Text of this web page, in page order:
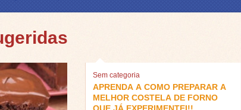
Sem categoria
APRENDA A COMO PREPARAR A
MELHOR COSTELA DE FORNO